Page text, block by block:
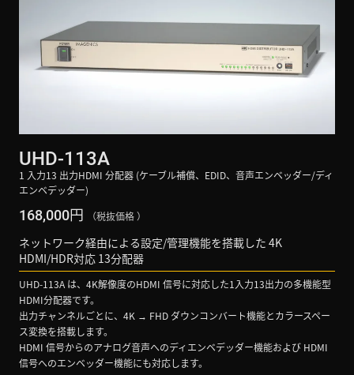
UHD-113A
1 入力13 出力HDMI 分配器 (ケーブル補償、EDID、音声エンベッダー/ディ
エンベデッダー)
168,000円 （税抜価格 ）
ネットワーク経由による設定/管理機能を搭載した 4K
HDMI/HDR対応 13分配器
UHD-113A は、4K解像度のHDMI 信号に対応した1入力13出力の多機能型
HDMI分配器です。
出力チャンネルごとに、4K → FHD ダウンコンバート機能とカラースペー
ス変換を搭載します。
HDMI 信号からのアナログ音声へのディエンベデッダー機能および HDMI
信号へのエンベッダー機能にも対応します。